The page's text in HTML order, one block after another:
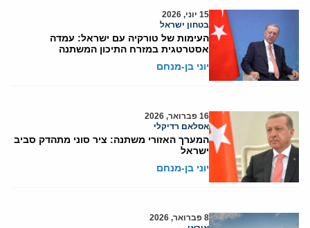
15 יוני, 2026
בטחון ישראל
העימות של טורקיה עם ישראל: עמדה
אסטרטגית במזרח התיכון המשתנה
יוני בן-מנחם
16 פברואר, 2026
אסלאם רדיקלי
המערך האזורי משתנה: ציר סוני מתהדק סביב
ישראל
יוני בן-מנחם
8 פברואר, 2026